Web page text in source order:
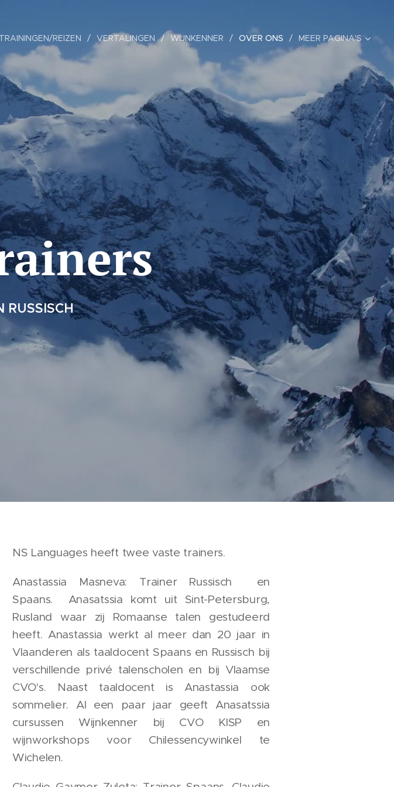
REIZEN VERTALINGEN WIJNKENNER OVER ONS MEER PAGINA'S
RUSSISCH
NS Languages heeft twee vaste trainers.
Anastassia Masneva: Trainer Russisch en
Spaans. Anasatssia komt uit Sint-Petersburg,
Rusland waar zij Romaanse talen gestudeerd
heeft. Anastassia werkt al meer dan 20 jaar in
Vlaanderen als taaldocent Spaans en Russisch bij
verschillende privé talenscholen en bij Vlaamse
CVO's. Naast taaldocent is Anastassia ook
sommelier. Al een paar jaar geeft Anasatssia
cursussen Wijnkenner bij CVO KISP en
wijnworkshops voor Chilessencywinkel te
Wichelen.